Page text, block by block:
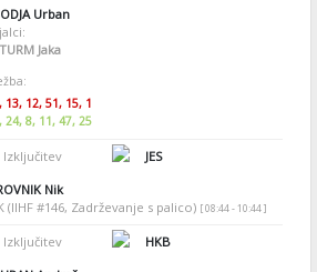
Urban
Jaka
13, 12, 51, 15, 1
24, 8, 11, 47, 25
Izključitev
JES
Nik
(IIHF #146, Zadrževanje s palico) [ 08:44 - 10:44 ]
Izključitev
HKB